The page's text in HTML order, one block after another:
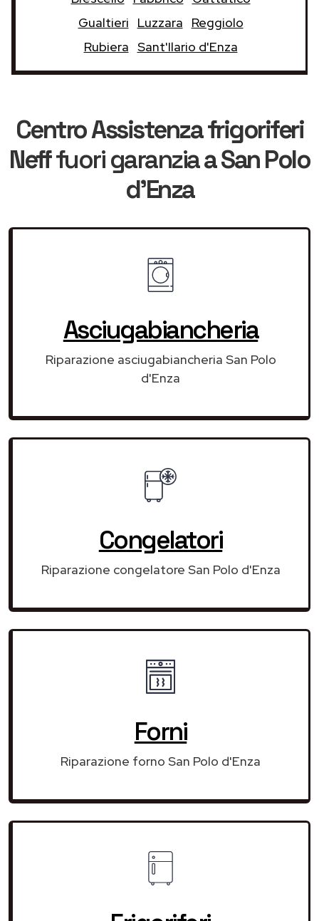
Gualtieri
Luzzara
Reggiolo
Rubiera Sant'Ilario d'Enza
Centro Assistenza frigoriferi
Nefffuori garanziaa San Polo
d'Enza
Asciugabiancheria
Riparazione asciugabiancheria San Polo
d'Enza
Congelatori
Riparazione congelatore San Polo d'Enza
Forni
Riparazione forno San Polo d'Enza